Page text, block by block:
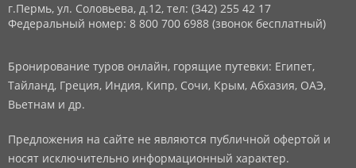
г.Пермь, ул. Соловьева, д.12, тел: (342) 255 42 17
Федеральный номер: 8 800 700 6988 (звонок бесплатный)
Бронирование туров онлайн, горящие путевки: Египет,
Тайланд, Греция, Индия, Кипр, Сочи, Крым, Абхазия, ОАЭ,
Вьетнам и др.
Предложения на сайте не являются публичной офертой и
носят исключительно информационный характер.